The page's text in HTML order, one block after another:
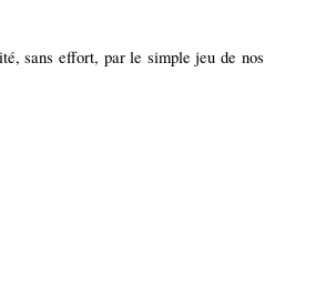
sans effort, par le simple jeu de nos